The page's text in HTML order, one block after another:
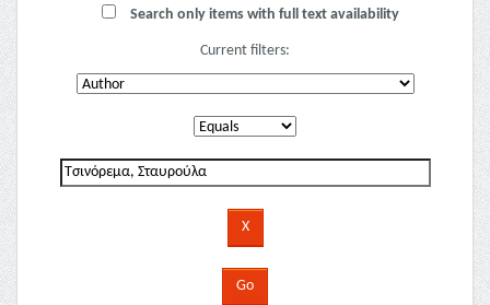
Search only items with full text availability
Current filters: